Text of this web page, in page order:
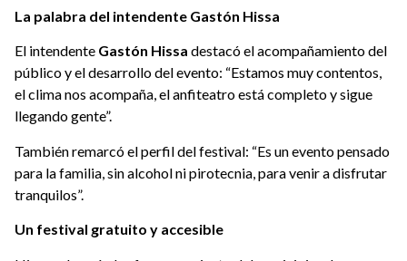
La palabra del intendente Gastón Hissa
El intendente Gastón Hissa destacó el acompañamiento del
público y el desarrollo del evento: “Estamos muy contentos,
el clima nos acompaña, el anfiteatro está completo y sigue
llegando gente”.
También remarcó el perfil del festival: “Es un evento pensado
para la familia, sin alcohol ni pirotecnia, para venir a disfrutar
tranquilos”.
Un festival gratuito y accesible